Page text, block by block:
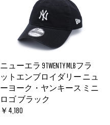
ニューエラ 9TWENTY MLBフラ
ットエンブロイダリー ニュ
ーヨーク・ヤンキース ミニ
ロゴ ブラック
￥4,180